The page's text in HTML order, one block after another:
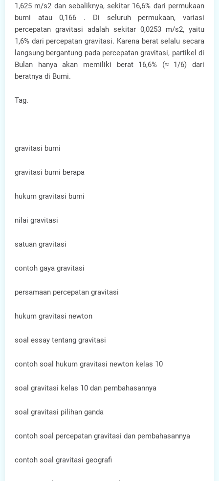
1,625 m/s2 dan sebaliknya, sekitar 16,6% dari permukaan
bumi atau 0,166 . Di seluruh permukaan, variasi
percepatan gravitasi adalah sekitar 0,0253 m/s2, yaitu
1,6% dari percepatan gravitasi. Karena berat selalu secara
langsung bergantung pada percepatan gravitasi, partikel di
Bulan hanya akan memiliki berat 16,6% (≈ 1/6) dari
beratnya di Bumi.
Tag.
gravitasi bumi
gravitasi bumi berapa
hukum gravitasi bumi
nilai gravitasi
satuan gravitasi
contoh gaya gravitasi
persamaan percepatan gravitasi
hukum gravitasi newton
soal essay tentang gravitasi
contoh soal hukum gravitasi newton kelas 10
soal gravitasi kelas 10 dan pembahasannya
soal gravitasi pilihan ganda
contoh soal percepatan gravitasi dan pembahasannya
contoh soal gravitasi geografi